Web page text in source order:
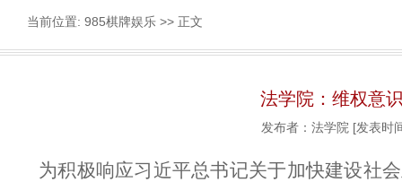
当前位置: 985棋牌娱乐 >> 正文
法学院：维权意
发布者：法学院 [发表时
为积极响应习近平总书记关于加快建设社